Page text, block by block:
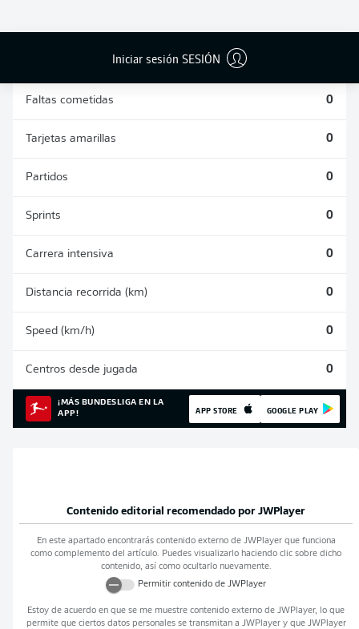
Iniciar sesión SESIÓN
Faltas cometidas 0
Tarjetas amarillas 0
Partidos 0
Sprints 0
Carrera intensiva 0
Distancia recorrida (km) 0
Speed (km/h) 0
Centros desde jugada 0
¡MÁS BUNDESLIGA EN LA
APP!
APP STORE GOOGLE PLAY
Contenido editorial recomendado por JWPlayer
En este apartado encontrarás contenido externo de JWPlayerque funciona
como complemento del artículo. Puedes visualizarlo haciendo clic sobre dicho
contenido, así como ocultarlo nuevamente.
Permitir contenido de JWPlayer
Estoy de acuerdo en que se me muestre contenido externo de JWPlayer, lo que
permite que ciertos datos personales se transmitan a JWPlayery que JWPlayer